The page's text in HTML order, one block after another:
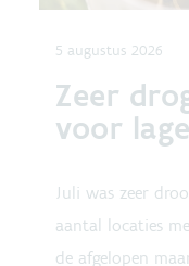
5 augustus 2026
Zeer
voor
Juli was zeer
aantal locaties
de afgelopen